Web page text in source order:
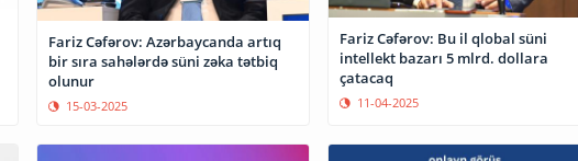
Fariz Cəfərov: Azərbaycanda artıq
bir sıra sahələrdə süni zəka tətbiq
olunur
15-03-2025
Fariz Cəfərov: Bu il qlobal süni
intellekt bazarı 5 mlrd. dollara
çatacaq
11-04-2025